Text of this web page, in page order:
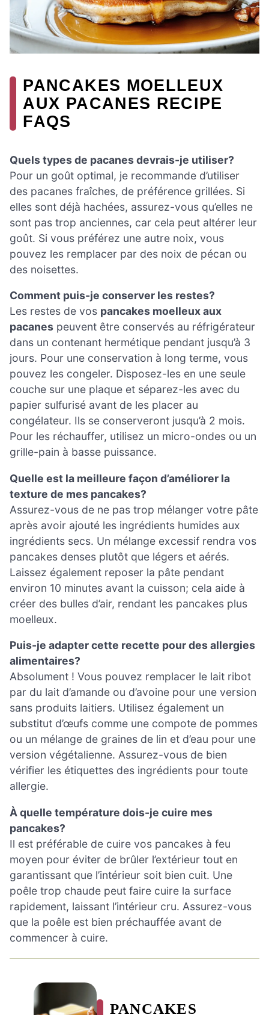
PANCAKES MOELLEUX
AUX PACANES RECIPE
FAQS
Quels types de pacanes devrais-je utiliser?
Pour un goût optimal, je recommande d’utiliser
des pacanes fraîches, de préférence grillées. Si
elles sont déjà hachées, assurez-vous qu’elles ne
sont pas trop anciennes, car cela peut altérer leur
goût. Si vous préférez une autre noix, vous
pouvez les remplacer par des noix de pécan ou
des noisettes.
Comment puis-je conserver les restes?
Les restes de vos pancakes moelleux aux
pacanes peuvent être conservés au réfrigérateur
dans un contenant hermétique pendant jusqu’à 3
jours. Pour une conservation à long terme, vous
pouvez les congeler. Disposez-les en une seule
couche sur une plaque et séparez-les avec du
papier sulfurisé avant de les placer au
congélateur. Ils se conserveront jusqu’à 2 mois.
Pour les réchauffer, utilisez un micro-ondes ou un
grille-pain à basse puissance.
Quelle est la meilleure façon d’améliorer la
texture de mes pancakes?
Assurez-vous de ne pas trop mélanger votre pâte
après avoir ajouté les ingrédients humides aux
ingrédients secs. Un mélange excessif rendra vos
pancakes denses plutôt que légers et aérés.
Laissez également reposer la pâte pendant
environ 10 minutes avant la cuisson; cela aide à
créer des bulles d’air, rendant les pancakes plus
moelleux.
Puis-je adapter cette recette pour des allergies
alimentaires?
Absolument ! Vous pouvez remplacer le lait ribot
par du lait d’amande ou d’avoine pour une version
sans produits laitiers. Utilisez également un
substitut d’œufs comme une compote de pommes
ou un mélange de graines de lin et d’eau pour une
version végétalienne. Assurez-vous de bien
vérifier les étiquettes des ingrédients pour toute
allergie.
À quelle température dois-je cuire mes
pancakes?
Il est préférable de cuire vos pancakes à feu
moyen pour éviter de brûler l’extérieur tout en
garantissant que l’intérieur soit bien cuit. Une
poêle trop chaude peut faire cuire la surface
rapidement, laissant l’intérieur cru. Assurez-vous
que la poêle est bien préchauffée avant de
commencer à cuire.
PANCAKES